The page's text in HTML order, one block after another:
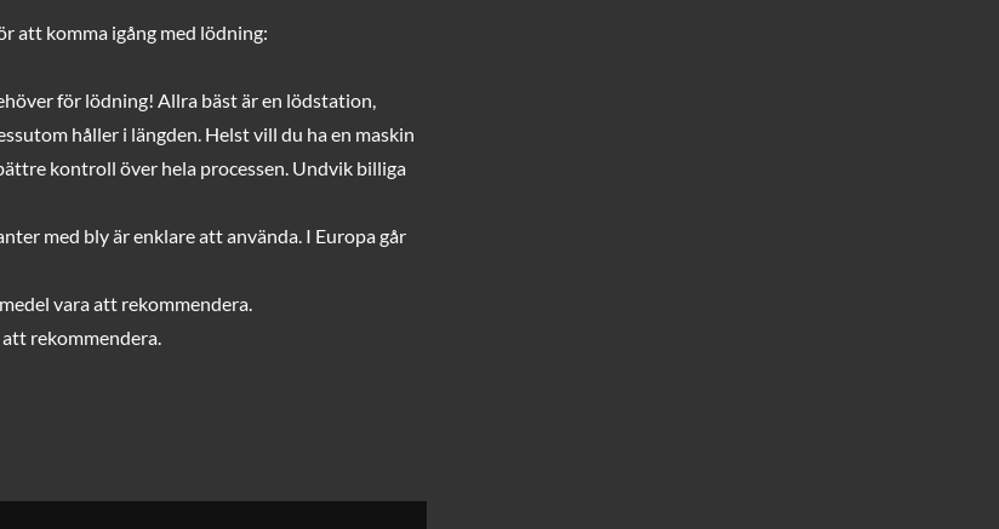
att komma igång med lödning:
för lödning! Allra bäst är en lödstation,
håller i längden. Helst vill du ha en maskin
kontroll över hela processen. Undvik billiga
med bly är enklare att använda. I Europa går
vara att rekommendera.
rekommendera.